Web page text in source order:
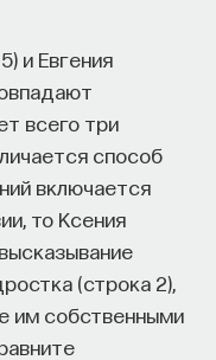
и Евгения
всего три
способ
включается
то Ксения
(строка 2),
им собственными